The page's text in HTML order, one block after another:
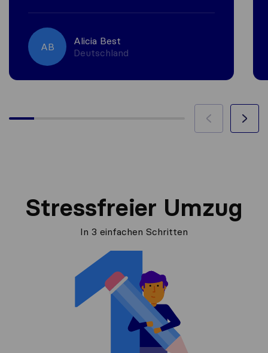
AB
Alicia Best
Deutschland
Stressfreier Umzug
In 3 einfachen Schritten